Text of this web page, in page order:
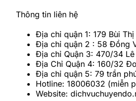
Thông tin liên hệ
Địa chỉ quận 1: 179 Bùi
Địa chỉ quận 2 : 58 Đồng
Địa chỉ Quận 3: 470/34 Lê
Địa Chỉ Quận 4: 160/32
Địa chỉ quận 5: 79 trần
Hotline: 18006032 (miễn
Website: